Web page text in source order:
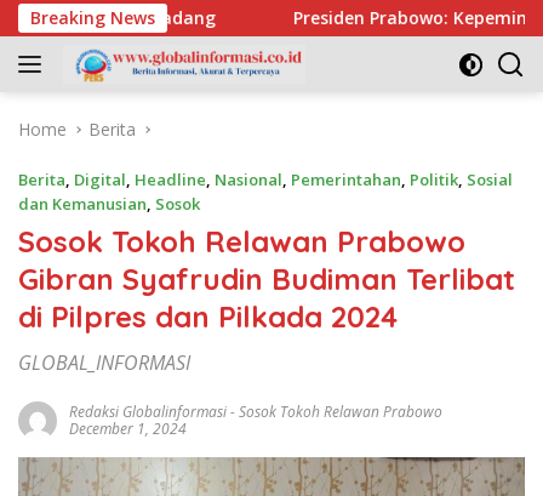
Skip
to
content
Breaking NewsPresiden Prabowo: Kepemimpinan Tak Bisa
Home Berita
Berita, Digital, Headline, Nasional, Pemerintahan, Politik, Sosial
dan Kemanusian, Sosok
Sosok Tokoh Relawan Prabowo
Gibran Syafrudin Budiman Terlibat
di Pilpres dan Pilkada 2024
GLOBAL_INFORMASI
Redaksi Globalinformasi-Sosok Tokoh Relawan Prabowo
December 1, 2024